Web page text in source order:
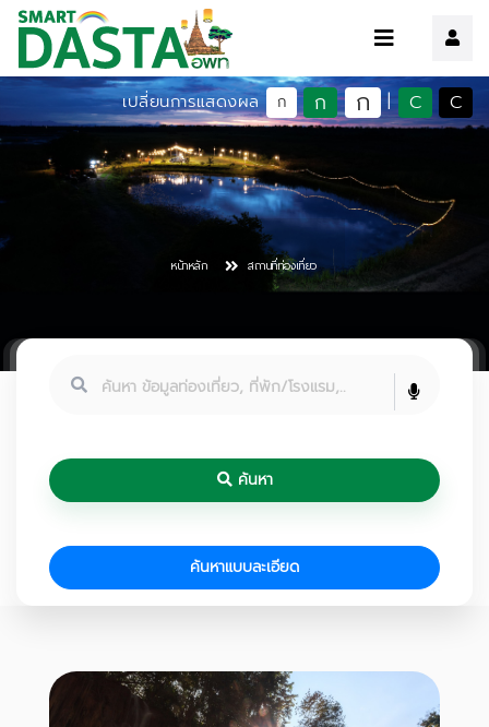
เปลี่ยนการแสดงผล ก ก ก C C
หน้าหลัก สถานที่ท่องเที่ยว
ค้นหา
ค้นหาแบบละเอียด